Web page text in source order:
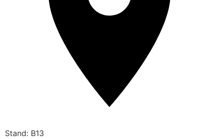
Stand: B13